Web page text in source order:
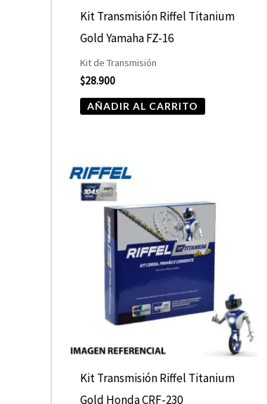
Kit Transmisión Riffel Titanium
Gold Yamaha FZ-16
Kit de Transmisión
$28.900
AÑADIR AL CARRITO
Kit Transmisión Riffel Titanium
Gold Honda CRF-230